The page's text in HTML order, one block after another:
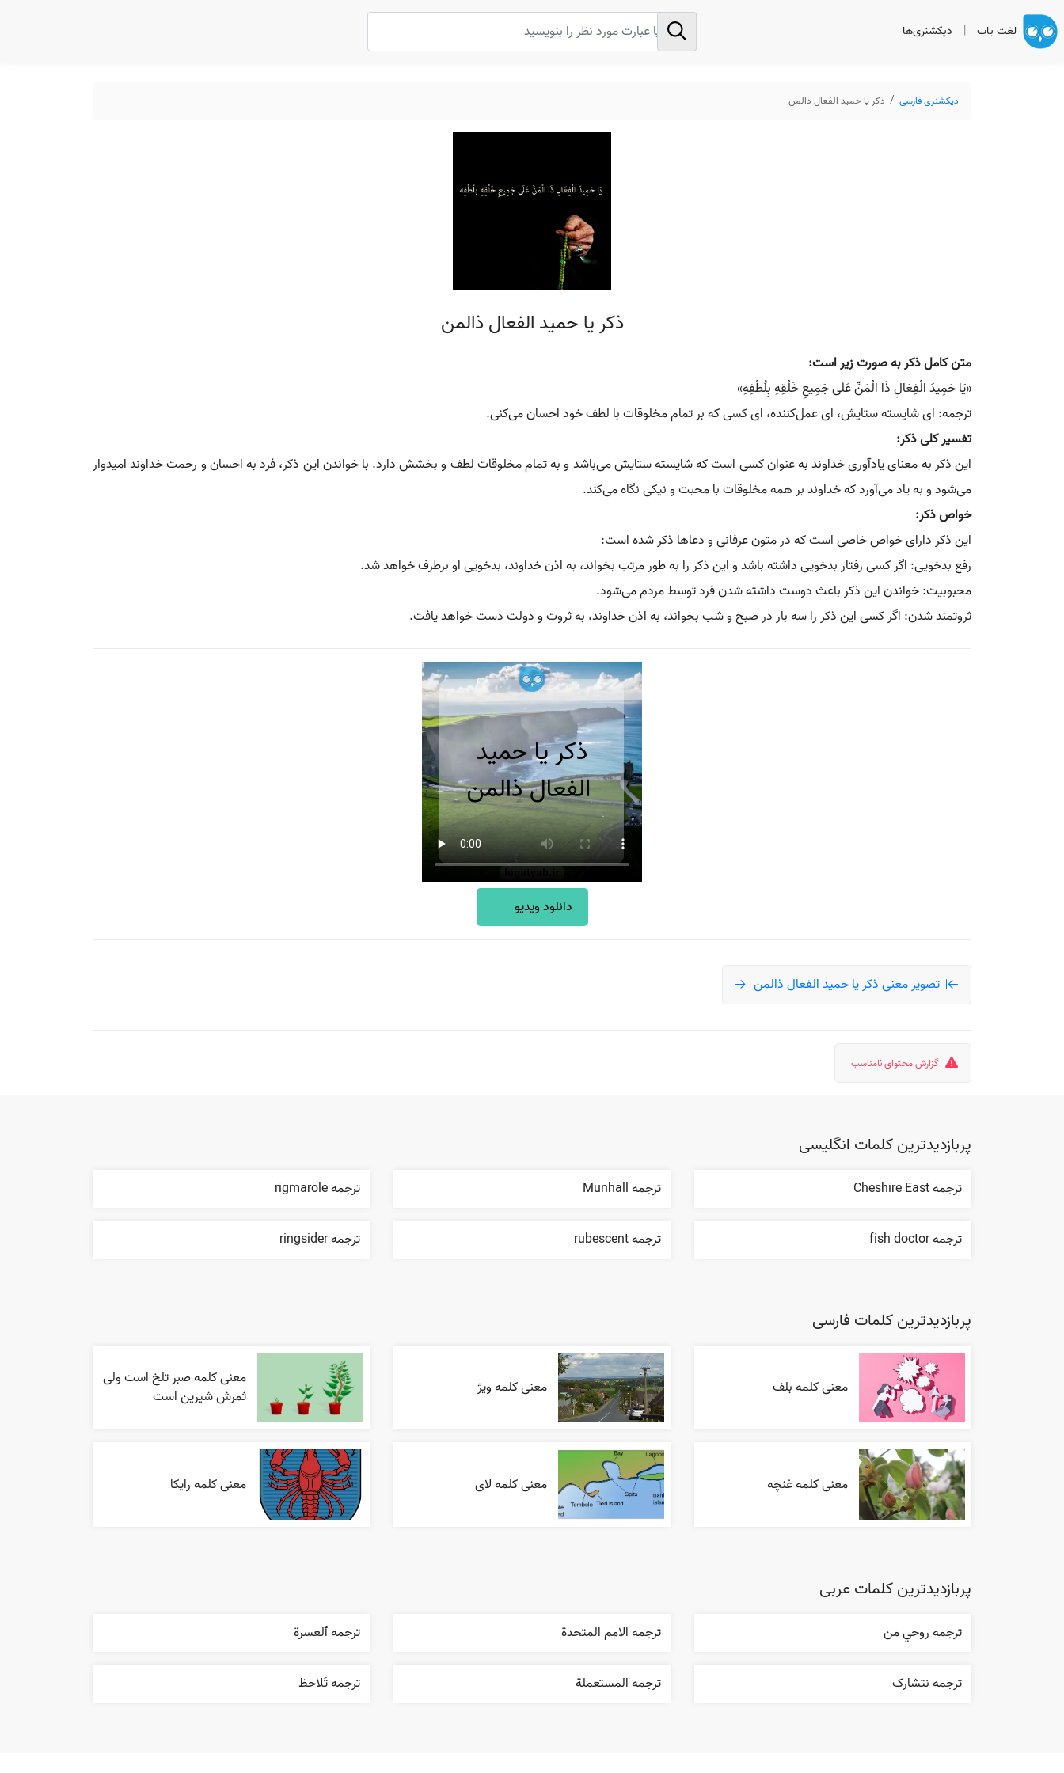
لغت یاب | دیکشنری‌ها
دیکشنری فارسی ذکر یا حمید الفعال ذالمن
ذکر یا حمید الفعال ذالمن
متن کامل ذکر به صورت زیر است:
«يَا حَمِيدَ الْفِعَالِ ذَا الْمَنِّ عَلَى جَمِيعِ خَلْقِهِ بِلُطْفِهِ»
ترجمه: ای شایسته ستایش، ای عمل‌کننده، ای کسی که بر تمام مخلوقات با لطف خود احسان می‌کنی.
تفسیر کلی ذکر:
این ذکر به معنای یادآوری خداوند به عنوان کسی است که شایسته ستایش می‌باشد و به تمام مخلوقات لطف و بخشش دارد. با خواندن این ذکر، فرد به احسان و رحمت خداوند امیدوار
می‌شود و به یاد می‌آورد که خداوند بر همه مخلوقات با محبت و نیکی نگاه می‌کند.
خواص ذکر:
این ذکر دارای خواص خاصی است که در متون عرفانی و دعاها ذکر شده است:
رفع بدخویی: اگر کسی رفتار بدخویی داشته باشد و این ذکر را به طور مرتب بخواند، به اذن خداوند، بدخویی او برطرف خواهد شد.
محبوبیت: خواندن این ذکر باعث دوست داشته شدن فرد توسط مردم می‌شود.
ثروتمند شدن: اگر کسی این ذکر را سه بار در صبح و شب بخواند، به اذن خداوند، به ثروت و دولت دست خواهد یافت.
دانلود ویدیو
تصویر معنی ذکر یا حمید الفعال ذالمن
گزارش محتوای نامناسب
پربازدیدترین کلمات انگلیسی
ترجمه Cheshire East ترجمه Munhall ترجمه rigmarole
ترجمه fish doctor ترجمه rubescent ترجمه ringsider
پربازدیدترین کلمات فارسی
معنی کلمه بلف معنی کلمه ویژ
معنی کلمه صبر تلخ است ولی
ثمرش شیرین است
معنی کلمه غنچه معنی کلمه لای معنی کلمه رایکا
پربازدیدترین کلمات عربی
ترجمه روحي من ترجمه الامم المتحدة ترجمه ٱلعسرة
ترجمه نتشارک ترجمه المستعملة ترجمه تَلاحظ